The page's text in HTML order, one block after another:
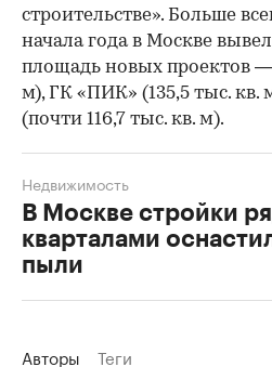
строительстве». Больше
начала года в Москве
площадь новых проектов —
м), ГК «ПИК» (135,5 тыс. кв.
(почти 116,7 тыс. кв. м).
В Москве стройки
кварталами
пыли
Недвижимость
Авторы Теги